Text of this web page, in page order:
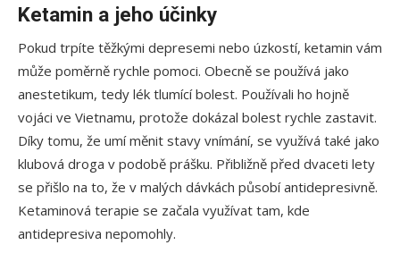
Ketamin a jeho účinky
Pokud trpíte těžkými depresemi nebo úzkostí, ketamin vám
může poměrně rychle pomoci. Obecně se používá jako
anestetikum, tedy lék tlumící bolest. Používali ho hojně
vojáci ve Vietnamu, protože dokázal bolest rychle zastavit.
Díky tomu, že umí měnit stavy vnímání, se využívá také jako
klubová droga v podobě prášku. Přibližně před dvaceti lety
se přišlo na to, že v malých dávkách působí antidepresivně.
Ketaminová terapie se začala využívat tam, kde
antidepresiva nepomohly.